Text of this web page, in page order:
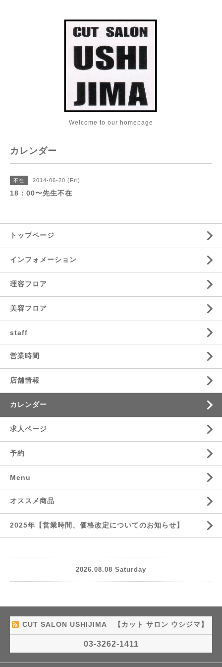
Welcome to our homepage
カレンダー
不在 2014-06-20 (Fri)
18：00〜先生不在
トップページ
インフォメーション
理容フロア
美容フロア
staff
営業時間
店舗情報
カレンダー
求人ページ
予約
Menu
オススメ商品
2025年【営業時間、価格改定についてのお知らせ】
2026.08.08 Saturday
CUT SALON USHIJIMA 【カット サロン ウシジマ】
03-3262-1411